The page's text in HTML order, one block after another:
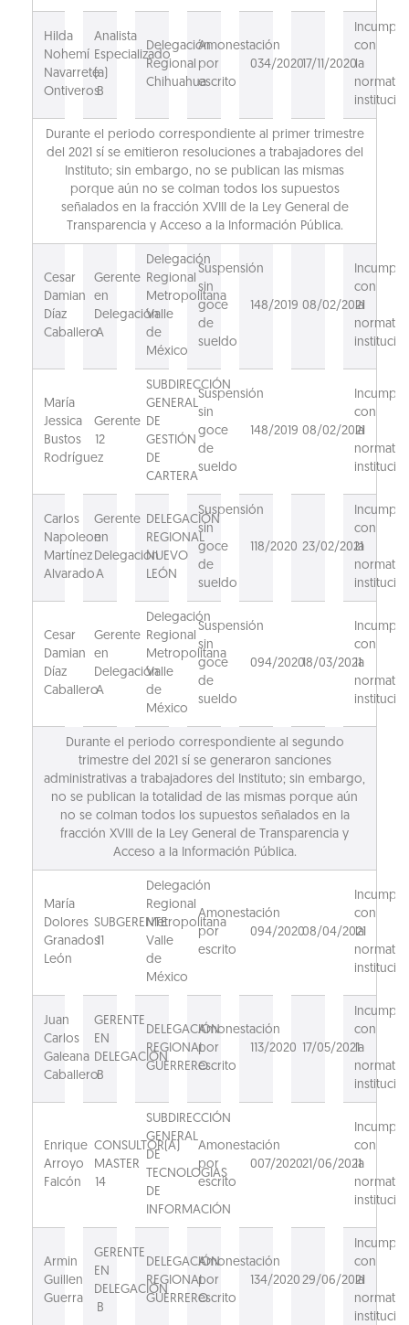
Hilda
Nohemí
Navarrete
Ontiveros
Analista
Especializado
(a)
B
Delegación
Regional
Chihuahua
Amonestación
por
escrito
034/202017/11/2020
con
la
Durante el periodo correspondiente al primer trimestre
del 2021 sí se emitieron resoluciones a trabajadores del
Instituto; sin embargo, no se publican las mismas
porque aún no se colman todos los supuestos
señalados en la fracción XVIII de la Ley General de
Transparencia y Acceso a la Información Pública.
Cesar
Damian
Díaz
Caballero
Gerente
en
Delegación
A
Delegación
Regional
Metropolitana
Valle
de
México
Suspensión
sin
goce
de
sueldo
148/2019 08/02/2021
con
la
María
Jessica
Bustos
Rodríguez
Gerente
12
SUBDIRECCIÓN
GENERAL
DE
GESTIÓN
DE
CARTERA
Suspensión
sin
goce
de
sueldo
148/2019 08/02/2021
con
la
Carlos
Napoleon
Martínez
Alvarado
Gerente
en
Delegación
A
DELEGACIÓN
REGIONAL
NUEVO
LEÓN
Suspensión
sin
goce
de
sueldo
118/2020 23/02/2021
con
la
Cesar
Damian
Díaz
Caballero
Gerente
en
Delegación
A
Delegación
Regional
Metropolitana
Valle
de
México
Suspensión
sin
goce
de
sueldo
094/202018/03/2021
con
la
Durante el periodo correspondiente al segundo
trimestre del 2021 sí se generaron sanciones
administrativas a trabajadores del Instituto; sin embargo,
no se publican la totalidad de las mismas porque aún
no se colman todos los supuestos señalados en la
fracción XVIII de la Ley General de Transparencia y
Acceso a la Información Pública.
María
Dolores
Granados
León
SUBGERENTE
11
Delegación
Regional
Metropolitana
Valle
de
México
Amonestación
por
escrito
094/202008/04/2021
con
la
Juan
Carlos
Galeana
Caballero
GERENTE
EN
DELEGACIÓN
B
DELEGACIÓN
REGIONAL
GUERRERO
Amonestación
por
escrito
113/2020 17/05/2021
con
la
Enrique
Arroyo
Falcón
CONSULTOR(A)
MASTER
14
SUBDIRECCIÓN
GENERAL
DE
TECNOLOGIAS
DE
INFORMACIÓN
Amonestación
por
escrito
007/202021/06/2021
con
la
Armin
Guillen
Guerra
GERENTE
EN
DELEGACIÓN
B
DELEGACIÓN
REGIONAL
GUERRERO
Amonestación
por
escrito
134/2020 29/06/2021
con
la